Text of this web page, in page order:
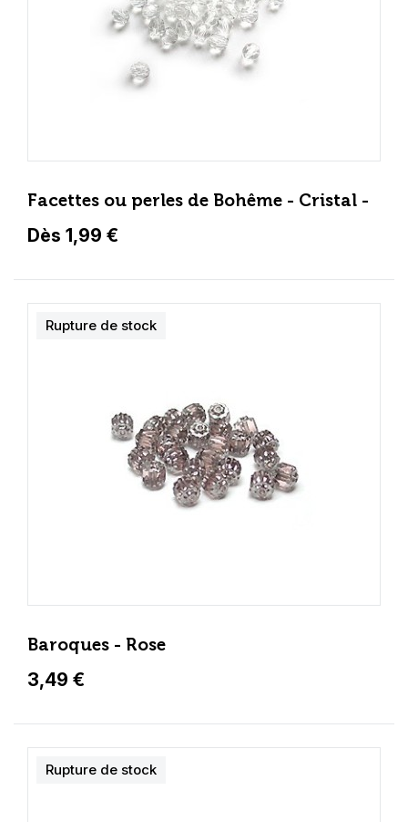
Facettes ou perles de Bohême - Cristal -
Dès 1,99 €
Baroques - Rose
3,49 €
Rupture de stock
Rupture de stock